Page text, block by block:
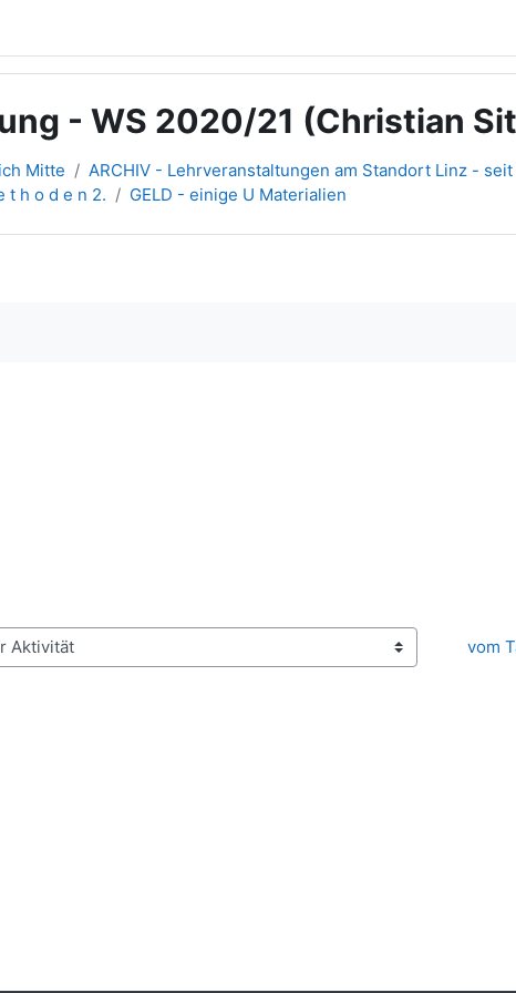
- WS 2020/21 (Christian
Mitte ARCHIV - Lehrveranstaltungen am Standort Linz - seit
t h o d e n 2. GELD - einige U Materialien
vom